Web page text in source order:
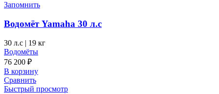
Запомнить
Водомёт Yamaha 30 л.с
30 л.с | 19 кг
Водомёты
76 200 ₽
В корзину
Сравнить
Быстрый просмотр